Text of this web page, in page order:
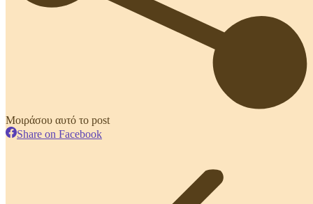
Μοιράσου αυτό το post
Share on FacebookShare